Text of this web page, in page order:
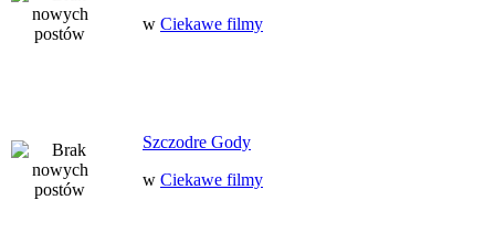
w Ciekawe filmy
Szczodre Gody
w Ciekawe filmy